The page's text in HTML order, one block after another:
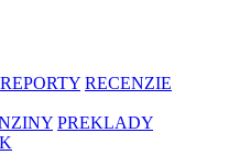
REPORTY RECENZIE
PREKLADY